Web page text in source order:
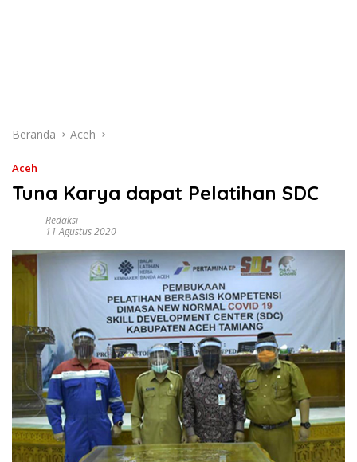
Beranda Aceh
Aceh
Tuna Karya dapat Pelatihan SDC
Redaksi
11 Agustus 2020